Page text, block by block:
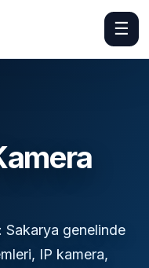
☰
Sakarya genelinde
IP kamera,